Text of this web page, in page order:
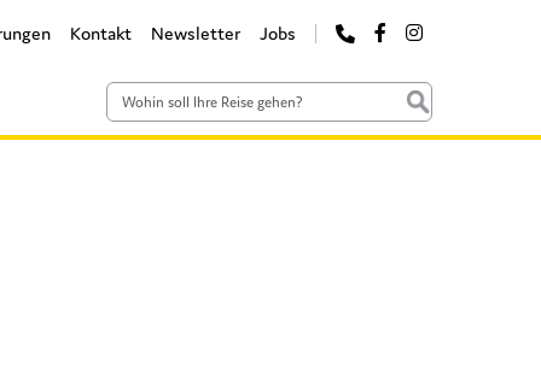
Kontakt Newsletter Jobs